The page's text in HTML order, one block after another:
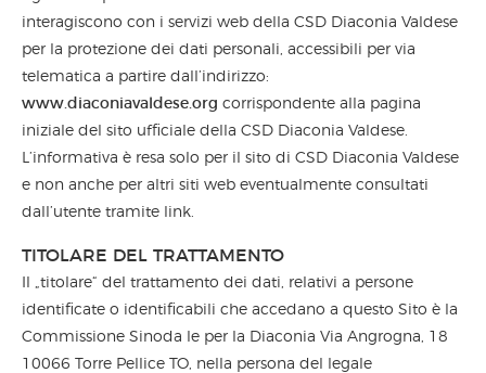
interagiscono con i servizi web della CSD Diaconia Valdese
per la protezione dei dati personali, accessibili per via
telematica a partire dall’indirizzo:
www.diaconiavaldese.org corrispondente alla pagina
iniziale del sito ufficiale della CSD Diaconia Valdese.
L’informativa è resa solo per il sito di CSD Diaconia Valdese
e non anche per altri siti web eventualmente consultati
dall’utente tramite link.
TITOLARE DEL TRATTAMENTO
Il „titolare“ del trattamento dei dati, relativi a persone
identificate o identificabili che accedano a questo Sito è la
Commissione Sinoda le per la Diaconia Via Angrogna, 18
10066 Torre Pellice TO, nella persona del legale